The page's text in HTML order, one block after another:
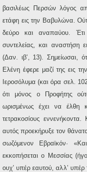
βασιλέως Περσών λόγος
ετάφη εις την Βαβυλώνα.
δεύρο και αναπαύου.
συντελείας, και αναστήση
(Δαν. ιβ’, 13). Σημείωσαι,
Ελένη έφερε μαζί της εις
Ιεροσόλυμα (και όρα σελ.
ότι μόνος ο Προφήτης
ωρισμένως έχει να έλθη
τετρακοσίους
αυτός προεκήρυξε τον
σωζόμενον Εβραϊκόν·
εκκοπήσεται ο Μεσσίας
ουχ’ υπέρ εαυτού, αλλ’